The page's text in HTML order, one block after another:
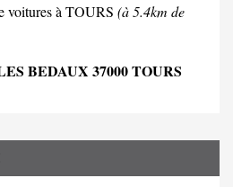
voitures à TOURS (à 5.4km de
BEDAUX 37000 TOURS